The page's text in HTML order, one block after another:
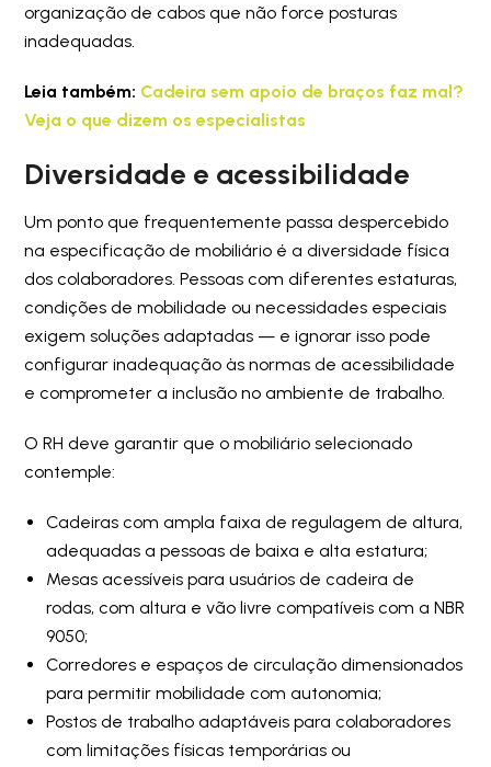
organização de cabos que não force posturas
inadequadas.
Leia também: Cadeira sem apoio de braços faz mal?
Veja o que dizem os especialistas
Diversidade e acessibilidade
Um ponto que frequentemente passa despercebido
na especificação de mobiliário é a diversidade física
dos colaboradores. Pessoas com diferentes estaturas,
condições de mobilidade ou necessidades especiais
exigem soluções adaptadas — e ignorar isso pode
configurar inadequação às normas de acessibilidade
e comprometer a inclusão no ambiente de trabalho.
O RH deve garantir que o mobiliário selecionado
contemple:
Cadeiras com ampla faixa de regulagem de altura,
adequadas a pessoas de baixa e alta estatura;
Mesas acessíveis para usuários de cadeira de
rodas, com altura e vão livre compatíveis com a NBR
9050;
Corredores e espaços de circulação dimensionados
para permitir mobilidade com autonomia;
Postos de trabalho adaptáveis para colaboradores
com limitações físicas temporárias ou